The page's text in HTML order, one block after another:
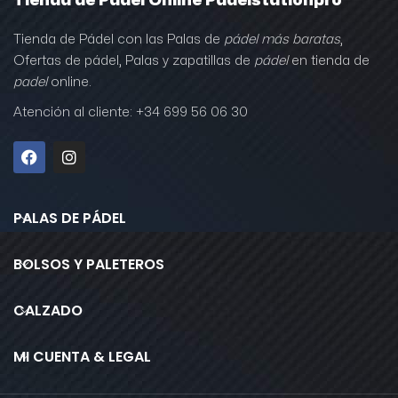
Tienda de Pádel con las Palas de pádel más baratas,
Ofertas de pádel, Palas y zapatillas de pádelen tienda de
padelonline.
Atención al cliente: +34 699 56 06 30
PALAS DE PÁDEL
BOLSOS Y PALETEROS
CALZADO
MI CUENTA & LEGAL